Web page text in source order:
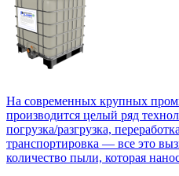
На современных крупных
производится целый ряд
погрузка/разгрузка,
транспортировка — все это
количество пыли, которая